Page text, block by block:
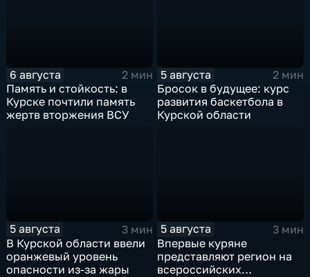
6 августа
2 мин
Память и стойкость: в
Курске почтили память
жертв вторжения ВСУ
5 августа
2 мин
Бросок в будущее: курс
развития баскетбола в
Курской области
5 августа
3 мин
В Курской области ввели
оранжевый уровень
опасности из-за жары
5 августа
3 мин
Впервые куряне
представляют регион на
всероссийских